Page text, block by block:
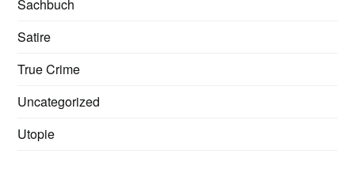
Sachbuch
Satire
True Crime
Uncategorized
Utopie